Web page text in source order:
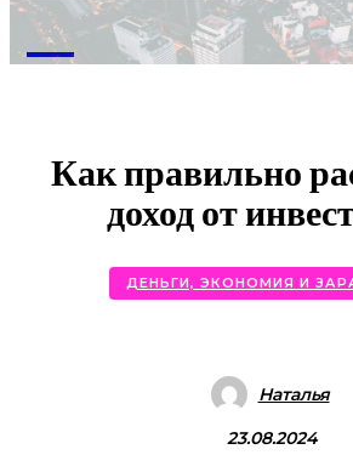
M
Как правильно
доход от
ДЕНЬГИ, ЭКОНОМИЯ И
Наталья
23.08.2024